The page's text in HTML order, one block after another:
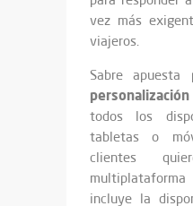
vez más
viajeros.
Sabre
personalización
todos los
tabletas o
clientes
incluye la